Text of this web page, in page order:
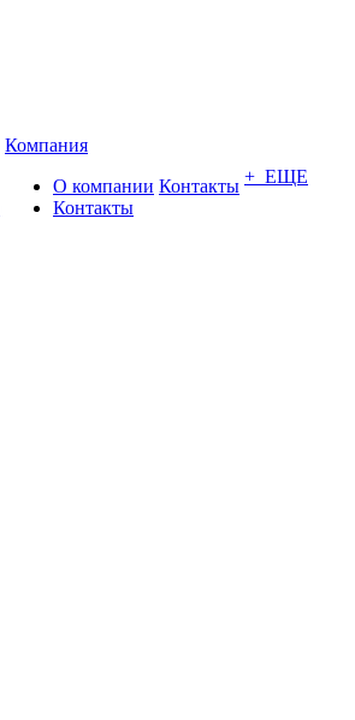
Компания
О компании
Контакты
Контакты + ЕЩЕ